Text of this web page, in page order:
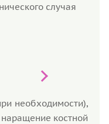
случая
необходимости),
костной